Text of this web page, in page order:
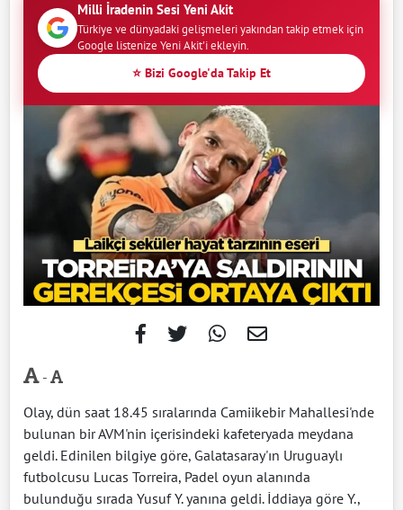
Milli İradenin Sesi Yeni Akit
Türkiye ve dünyadaki gelişmeleri yakından takip etmek için
Google listenize Yeni Akit'i ekleyin.
⭐ Bizi Google'da Takip Et
-
Olay, dün saat 18.45 sıralarında Camiikebir Mahallesi'nde
bulunan bir AVM'nin içerisindeki kafeteryada meydana
geldi. Edinilen bilgiye göre, Galatasaray'ın Uruguaylı
futbolcusu Lucas Torreira, Padel oyun alanında
bulunduğu sırada Yusuf Y. yanına geldi. İddiaya göre Y.,